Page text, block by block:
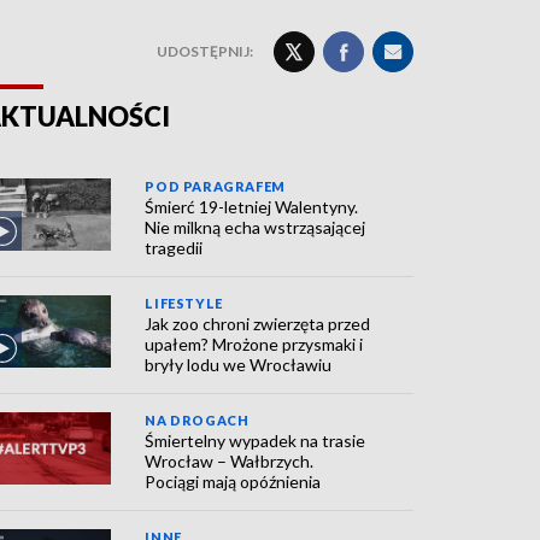
UDOSTĘPNIJ:
POD PARAGRAFEM
Śmierć 19-letniej Walentyny.
Nie milkną echa wstrząsającej
tragedii
LIFESTYLE
Jak zoo chroni zwierzęta przed
upałem? Mrożone przysmaki i
bryły lodu we Wrocławiu
NA DROGACH
Śmiertelny wypadek na trasie
Wrocław – Wałbrzych.
Pociągi mają opóźnienia